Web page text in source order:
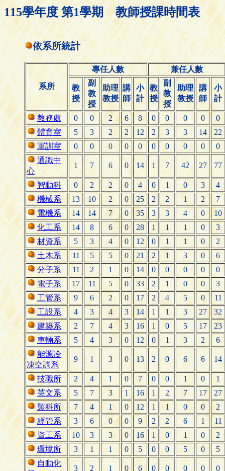
115學年度 第1學期 教師授課時間表
依系所統計
系所
專任人數 兼任人數
教
授
副
教
授
助理
教授
講
師
小
計
教
授
副
教
授
助理
教授
講
師
小
計
教務處 0 0 2 6 8 0 0 0 0
0
體育室
5 3 2 2 12 2 3 3 14
22
軍訓室
0 0 0 0 0 0 0 0 0
0
通識中
心
1 7 6 0 14 1 7 42 27 77
智動科 0 2 2 0 4 0 1 0 3
4
機械系
13 10 2 0 25 2 2 1 2
7
電機系
14 14 7 0 35 3 3 4 0
10
化工系
14 8 6 0 28 1 1 1 0
3
材資系
5 3 4 0 12 0 1 1 0
2
土木系
11 5 5 0 21 2 1 3 0
6
分子系
11 2 1 0 14 0 0 0 0
0
電子系
17 11 5 0 33 2 1 0 0
3
工管系
9 6 2 0 17 2 4 5 0
11
工設系
4 3 4 3 14 1 1 3 27
32
建築系
2 7 4 3 16 1 0 5 17
23
車輛系
5 4 3 0 12 0 1 3 2
6
能源冷
凍空調系
9 1 3 0 13 2 0 6 6 14
技職所 2 4 1 0 7 0 0 1 0
1
英文系
5 7 3 1 16 1 2 7 17
27
製科所
7 4 1 0 12 1 1 0 0
2
經管系
3 6 0 0 9 2 2 6 1
11
資工系
10 3 3 0 16 1 0 1 0
2
環境所
3 1 1 0 5 0 0 5 0
5
自動化
3 2 1 0 6 0 0 0 0 0